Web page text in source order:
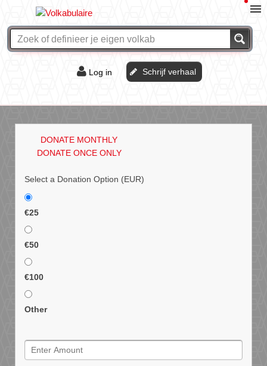
Log in Schrijf verhaal
DONATE MONTHLY
DONATE ONCE ONLY
Select a Donation Option (EUR)
€25
€50
€100
Other